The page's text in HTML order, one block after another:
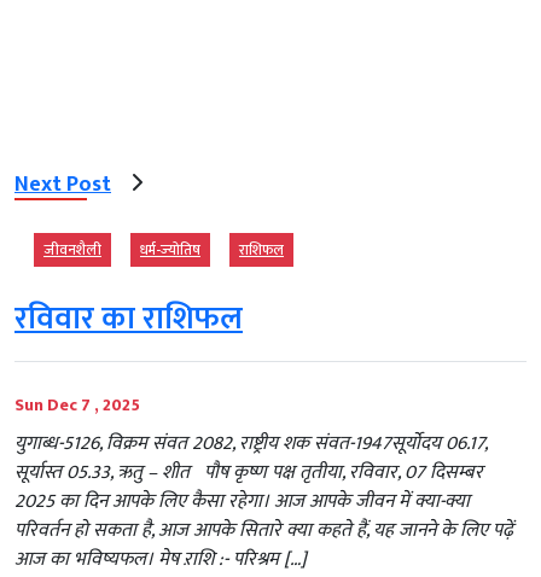
Next Post
जीवनशैली धर्म-ज्‍योतिष राशिफल
रविवार का राशिफल
Sun Dec 7 , 2025
युगाब्ध-5126, विक्रम संवत 2082, राष्ट्रीय शक संवत-1947सूर्योदय 06.17,
सूर्यास्त 05.33, ऋतु – शीत पौष कृष्ण पक्ष तृतीया, रविवार, 07 दिसम्बर
2025 का दिन आपके लिए कैसा रहेगा। आज आपके जीवन में क्या-क्या
परिवर्तन हो सकता है, आज आपके सितारे क्या कहते हैं, यह जानने के लिए पढ़ें
आज का भविष्यफल। मेष ऱाशि :- परिश्रम […]